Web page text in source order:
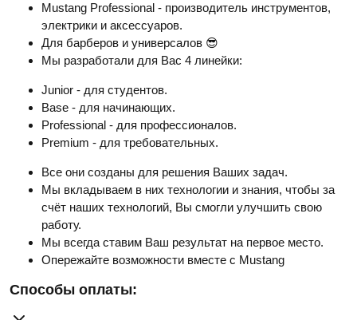
Mustang Professional - производитель инструментов,
электрики и аксессуаров.
Для барберов и универсалов 😎
Мы разработали для Вас 4 линейки:
Junior - для студентов.
Base - для начинающих.
Professional - для профессионалов.
Premium - для требовательных.
Все они созданы для решения Ваших задач.
Мы вкладываем в них технологии и знания, чтобы за
счёт наших технологий, Вы смогли улучшить свою
работу.
Мы всегда ставим Ваш результат на первое место.
Опережайте возможности вместе с Mustang
Способы оплаты: